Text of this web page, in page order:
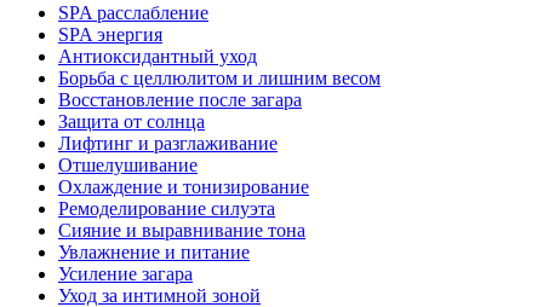
SPA расслабление
SPA энергия
Антиоксидантный уход
Борьба с целлюлитом и лишним весом
Восстановление после загара
Защита от солнца
Лифтинг и разглаживание
Отшелушивание
Охлаждение и тонизирование
Ремоделирование силуэта
Сияние и выравнивание тона
Увлажнение и питание
Усиление загара
Уход за интимной зоной